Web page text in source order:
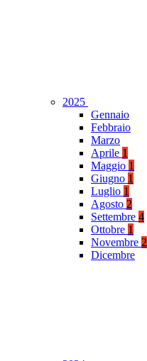
2025
Gennaio
Febbraio
Marzo
Aprile 1
Maggio 1
Giugno 1
Luglio 1
Agosto 2
Settembre 4
Ottobre 1
Novembre 2
Dicembre